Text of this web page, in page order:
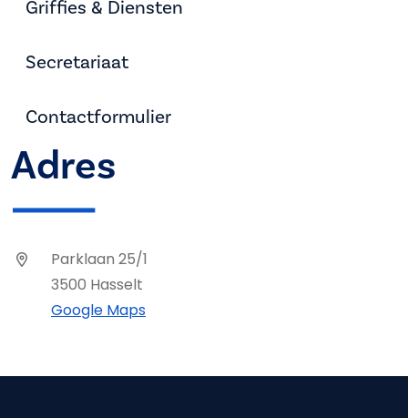
Griffies & Diensten
Secretariaat
Contactformulier
Adres
Parklaan 25/1
3500 Hasselt
Google Maps